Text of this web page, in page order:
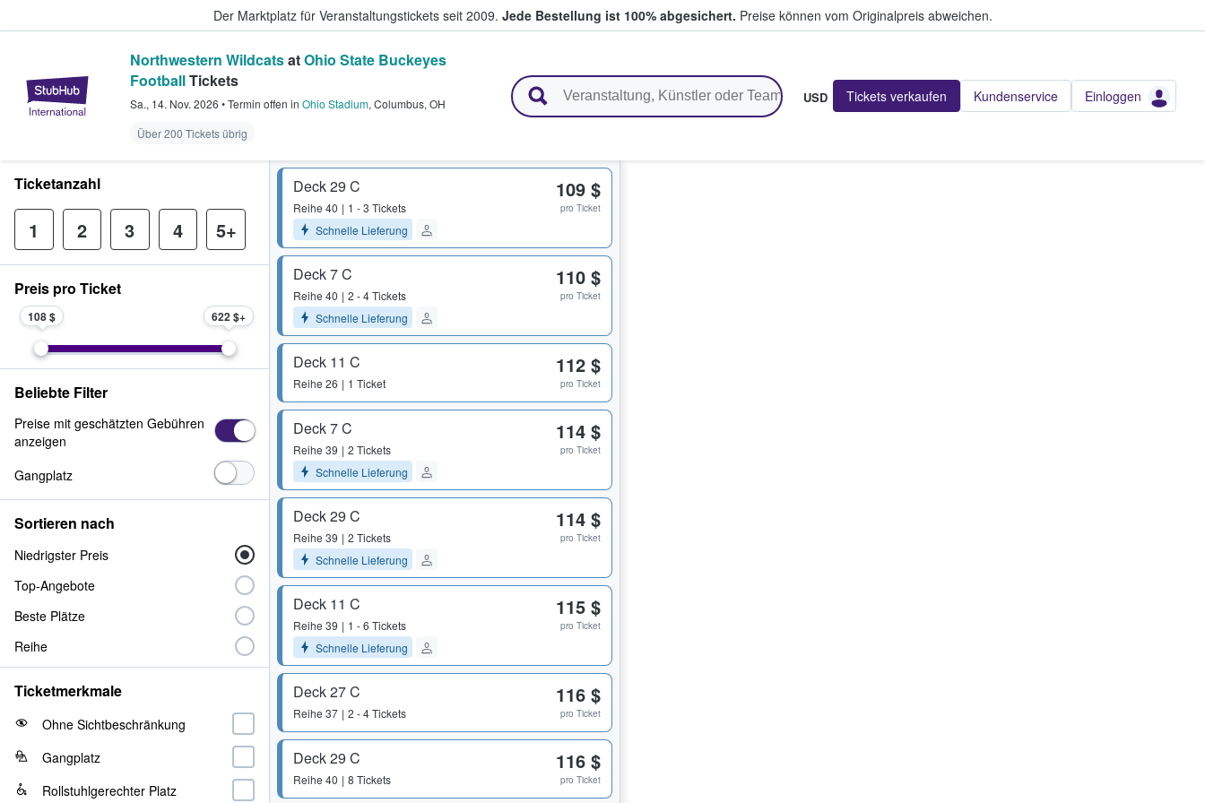
Der Marktplatz für Veranstaltungstickets seit 2009. Jede Bestellung ist 100% abgesichert. Preise können vom Originalpreis abweichen.
StubHub - Wo Fans Tickets kaufen & verkaufen
Northwestern WildcatsatOhio State Buckeyes
FootballTickets
Sa., 14. Nov. 2026 •Termin offen in Ohio Stadium, Columbus, OH
Über 200 Tickets übrig
USD Tickets verkaufen Kundenservice Einloggen
Deck 29 C
Reihe 40
1 - 3 Tickets
Schnelle Lieferung
109 $
pro Ticket
Deck 7 C
Reihe 40
2 - 4 Tickets
Schnelle Lieferung
110 $
pro Ticket
Deck 11 C
Reihe 26 1 Ticket
112 $
pro Ticket
Deck 7 C
Reihe 39
2 Tickets
Schnelle Lieferung
114 $
pro Ticket
Deck 29 C
Reihe 39
2 Tickets
Schnelle Lieferung
114 $
pro Ticket
Deck 11 C
Reihe 39
1 - 6 Tickets
Schnelle Lieferung
115 $
pro Ticket
Deck 27 C
Reihe 37 2 - 4 Tickets
116 $
pro Ticket
Deck 29 C
Reihe 40 8 Tickets
116 $
pro Ticket
Ticketanzahl
1 2 3 4 5+
Preis pro Ticket
108 $ 622 $
Beliebte Filter
Preise mit geschätzten Gebühren
anzeigen
Gangplatz
Sortieren nach
Niedrigster Preis
Top-Angebote
Beste Plätze
Reihe
Ticketmerkmale
Ohne Sichtbeschränkung
Gangplatz
Rollstuhlgerechter Platz